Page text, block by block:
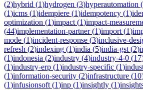
(2)hybrid (1)hydrogen (3)hyperautomation (
(1)icms (1)idempiere (1)idempotency (1)
optimization (1)impact (1)impact-
(44)implementation-partner(1)import (1)
mode (1)incident-response (3)inclusive-
refresh (2)indexing (1)india (5)india-gst (2)
(1)indonesia (2)industry (4)industry-4-0 (17
(1)industry-erp (1)industry-specific (1)
(1)information-security (2)infrastructure (10
(1)infusionsoft (1)inp (1)insightly (1)